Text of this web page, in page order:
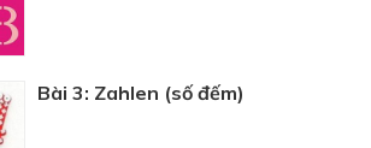
Bài 3: Zahlen (số đếm)